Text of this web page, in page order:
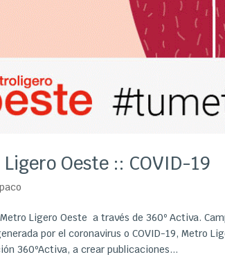
Oeste :: COVID-19
Ligero Oeste a través de 360º Activa.
por el coronavirus o COVID-19, Metro
360ºActiva, a crear publicaciones...